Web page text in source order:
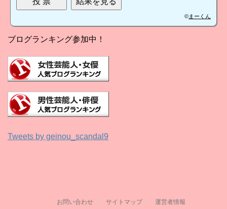
©まーくん
ブログランキング参加中！
Tweets by geinou_scandal9
お問い合わせ サイトマップ 運営者情報